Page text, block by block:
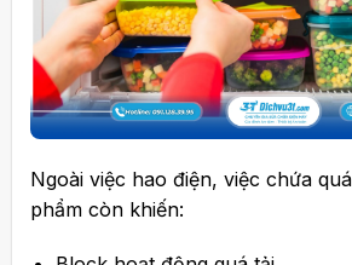
Ngoài việc hao điện, việc chứa
phẩm còn khiến: